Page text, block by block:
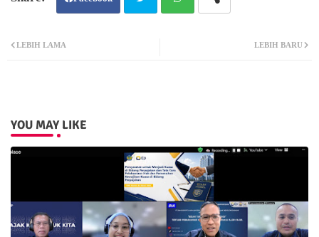
LEBIH BARU
LEBIH LAMA
YOU MAY LIKE